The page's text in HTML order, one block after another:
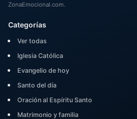
ZonaEmocional.com.
Categorías
Ver todas
Iglesia Católica
Evangelio de hoy
Santo del día
Oración al Espíritu Santo
Matrimonio y familia